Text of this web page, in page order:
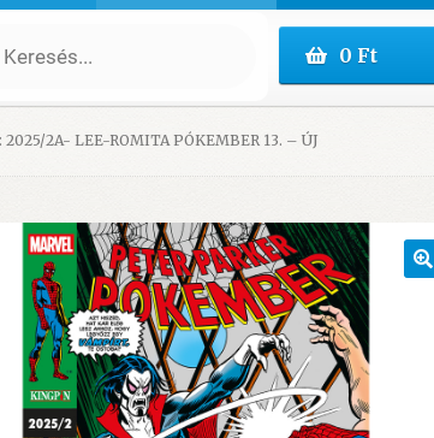
0Ft
2A- LEE-ROMITA PÓKEMBER 13. – ÚJ